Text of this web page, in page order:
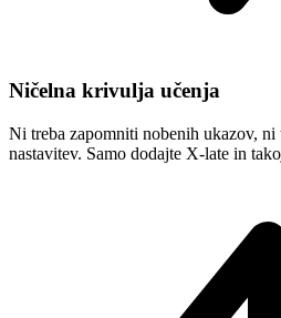
Ničelna krivulja učenja
Ni treba zapomniti nobenih ukazov,
nastavitev. Samo dodajte X-late in